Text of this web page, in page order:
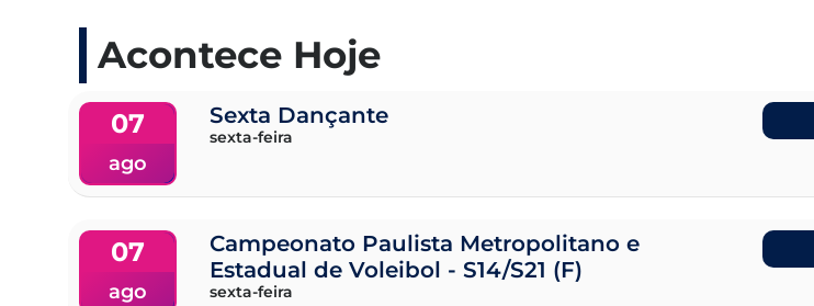
Acontece Hoje
07
ago
Sexta Dançante
sexta-feira
07
ago
Campeonato Paulista Metropolitano e
Estadual de Voleibol - S14/S21 (F)
sexta-feira